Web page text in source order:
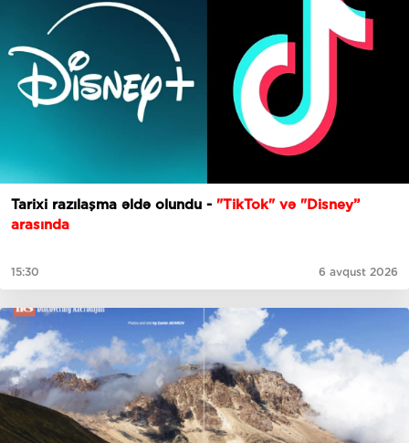
Tarixi razılaşma əldə olundu - "TikTok" və "Disney”
arasında
15:30 6 avqust 2026